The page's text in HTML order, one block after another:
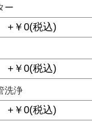
ー
洗浄